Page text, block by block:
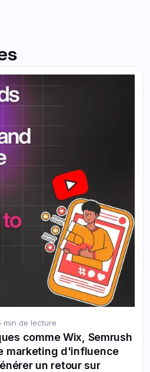
min de lecture
comme Wix, Semrush
marketing d'influence
un retour sur